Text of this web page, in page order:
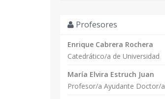
Profesores
Enrique Cabrera Rochera
Catedrático/a de Universidad
María Elvira Estruch Juan
Profesor/a Ayudante Doctor/a